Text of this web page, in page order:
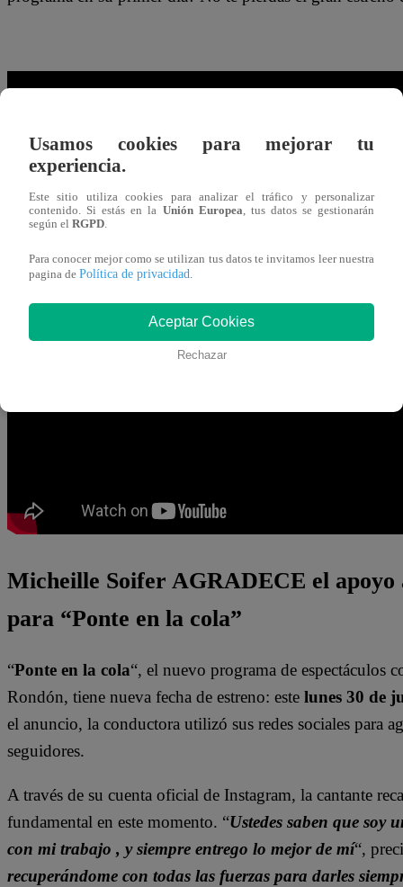
¿Cuándo y a qué hora se estrenará
Soifer y Ricardo Rondón?
LaNUEVA fecha de estrenopara el nuevo programa de
Micheille Soifer AGRADECE el apoyo
para “Ponte en la cola”
“Ponte en la cola“, el nuevo programa de
Rondón, tiene nueva fecha de estreno: este lunes 30 de
el anuncio, la conductora utilizó sus redes sociales para
seguidores.
A través de su cuenta oficial de Instagram, la cantante
fundamental en este momento. “Ustedes saben que soy
con mi trabajo , y siempre entrego lo mejor de mí“,
recuperándome con todas las fuerzas para darles
Usamos cookies para mejorar tu
experiencia.
Este sitio utiliza cookies para analizar el tráfico y personalizar
contenido. Si estás en la Unión Europea , tus datos se gestionarán
según el RGPD
Para conocer mejor como se utilizan tus datos te invitamos leer nuestra
pagina de Política de privacidad
Aceptar Cookies
Rechazar